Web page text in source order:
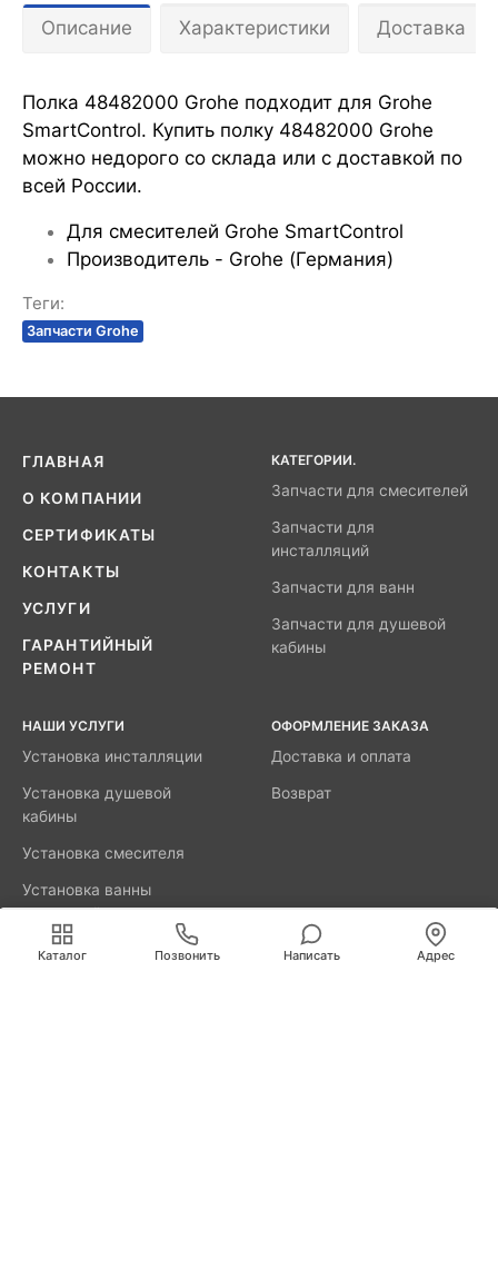
Описание Характеристики Доставка
Полка 48482000 Grohe подходит для Grohe
SmartControl. Купить полку 48482000 Grohe
можно недорого со склада или с доставкой по
всей России.
Для смесителей Grohe SmartControl
Производитель - Grohe (Германия)
Теги:
Запчасти Grohe
ГЛАВНАЯ
О КОМПАНИИ
СЕРТИФИКАТЫ
КОНТАКТЫ
УСЛУГИ
ГАРАНТИЙНЫЙ
РЕМОНТ
КАТЕГОРИИ.
Запчасти для смесителей
Запчасти для
инсталляций
Запчасти для ванн
Запчасти для душевой
кабины
НАШИ УСЛУГИ
Установка инсталляции
Установка душевой
кабины
Установка смесителя
Установка ванны
акриловой
ОФОРМЛЕНИЕ ЗАКАЗА
Доставка и оплата
Возврат
Каталог Позвонить Написать Адрес
Мы используем cookies для быстрой и удобной
работы сайта. Продолжая пользоваться сайтом, вы
принимаете условияобработки персональных данных.